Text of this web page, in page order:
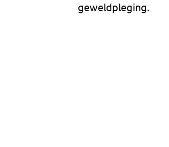
geweldpleging.